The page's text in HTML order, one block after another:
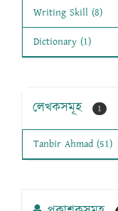
Writing Skill (8)
Dictionary (1)
লেখকসমূহ 1
Tanbir Ahmad (51)